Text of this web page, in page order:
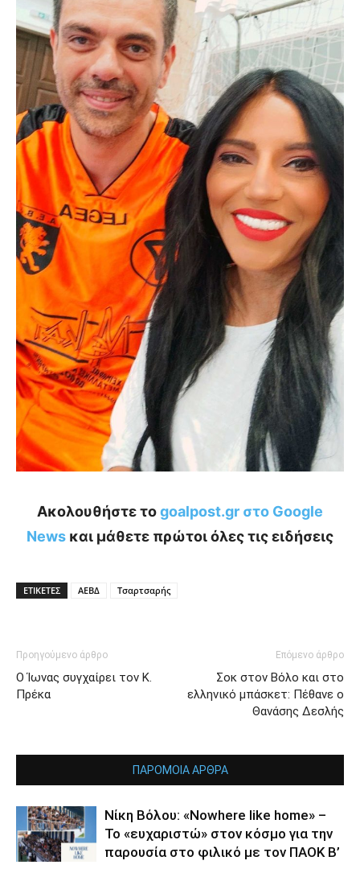
Ακολουθήστε τοgoalpost.gr στο Google
News και μάθετε πρώτοι όλες τις ειδήσεις
ΕΤΙΚΕΤΕΣ ΑΕΒΔ Τσαρτσαρής
Προηγούμενο άρθρο
Ο Ίωνας συγχαίρει τον Κ.
Πρέκα
Επόμενο άρθρο
Σοκ στον Βόλο και στο
ελληνικό μπάσκετ: Πέθανε ο
Θανάσης Δεσλής
ΠΑΡΟΜΟΙΑ ΑΡΘΡΑ
Νίκη Βόλου: «Nowhere like home» –
Το «ευχαριστώ» στον κόσμο για την
παρουσία στο φιλικό με τον ΠΑΟΚ Β’